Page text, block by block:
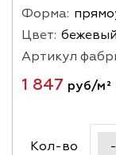
Форма:
Цвет: бежевый
Артикул
1 847 руб/м²
Кол-во -